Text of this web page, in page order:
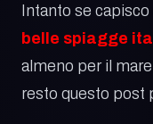
Intanto se
belle spiagge
almeno per il
resto questo post